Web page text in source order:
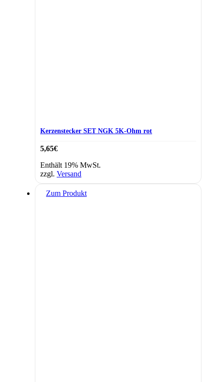
Kerzenstecker SET NGK 5K-Ohm rot
5,65€
Enthält 19% MwSt.
zzgl. Versand
Zum Produkt